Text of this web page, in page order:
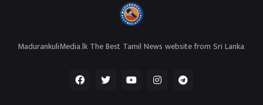
MadurankuliMedia.lk The Best Tamil News website from Sri Lanka.